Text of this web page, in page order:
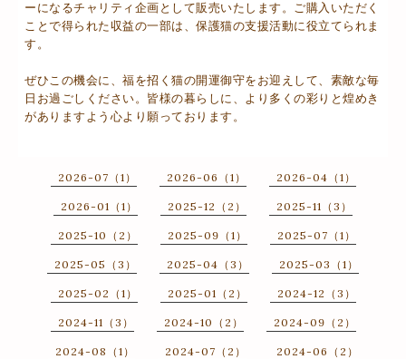
ーになるチャリティ企画として販売いたします。ご購入いただく
ことで得られた収益の一部は、保護猫の支援活動に役立てられま
す。
ぜひこの機会に、福を招く猫の開運御守をお迎えして、素敵な毎
日お過ごしください。皆様の暮らしに、より多くの彩りと煌めき
がありますよう心より願っております。
2026-07（1） 2026-06（1） 2026-04（1）
2026-01（1） 2025-12（2） 2025-11（3）
2025-10（2） 2025-09（1） 2025-07（1）
2025-05（3） 2025-04（3） 2025-03（1）
2025-02（1） 2025-01（2） 2024-12（3）
2024-11（3） 2024-10（2） 2024-09（2）
2024-08（1） 2024-07（2） 2024-06（2）